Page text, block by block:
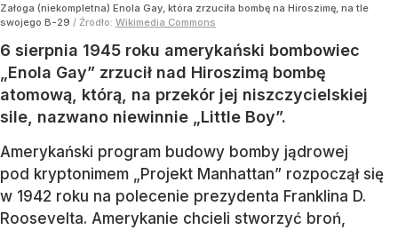
Załoga (niekompletna) Enola Gay, która zrzuciła bombę na Hiroszimę, na tle
swojego B-29 / Źródło: Wikimedia Commons
6 sierpnia 1945 roku amerykański bombowiec
„Enola Gay” zrzucił nad Hiroszimą bombę
atomową, którą, na przekór jej niszczycielskiej
sile, nazwano niewinnie „Little Boy”.
Amerykański program budowy bomby jądrowej
pod kryptonimem „Projekt Manhattan” rozpoczął się
w 1942 roku na polecenie prezydenta Franklina D.
Roosevelta. Amerykanie chcieli stworzyć broń,